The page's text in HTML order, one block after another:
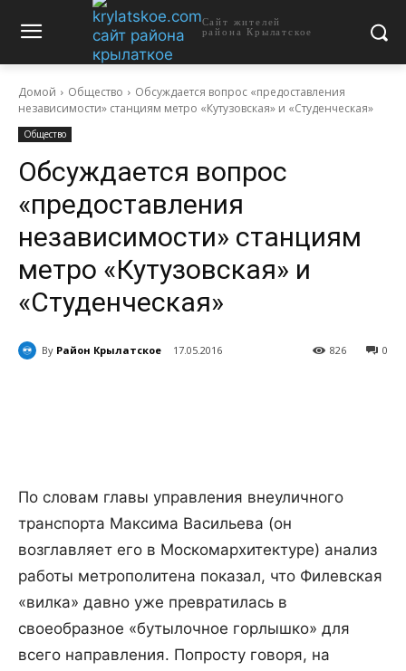
Сайт жителей
района Крылатское
Домой Общество
Обсуждается вопрос «предоставления
независимости» станциям метро «Кутузовская» и «Студенческая»
Общество
Обсуждается вопрос
«предоставления
независимости» станциям
метро «Кутузовская» и
«Студенческая»
By Район Крылатское 17.05.2016 0
826
По словам главы управления внеуличного
транспорта Максима Васильева (он
возглавляет его в Москомархитектуре) анализ
работы метрополитена показал, что Филевская
«вилка» давно уже превратилась в
своеобразное «бутылочное горлышко» для
всего направления. Попросту говоря, на